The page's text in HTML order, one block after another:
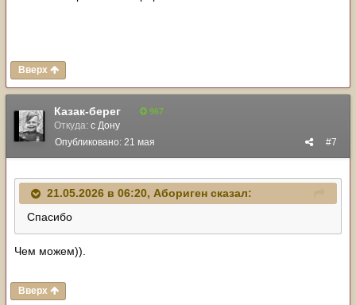
Вверх
Казак-берег 967
Откуда: с Дону
#7
Опубликовано: 21 мая
21.05.2026 в 06:20, Абориген сказал:
Спасибо
Чем можем)).
Вверх